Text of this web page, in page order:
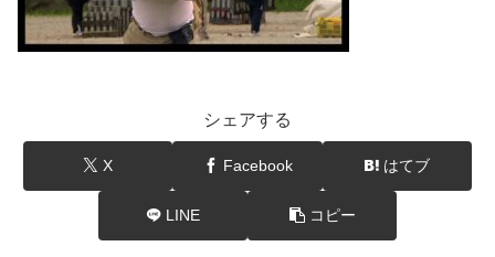
シェアする
X Facebook はてブ
LINE コピー